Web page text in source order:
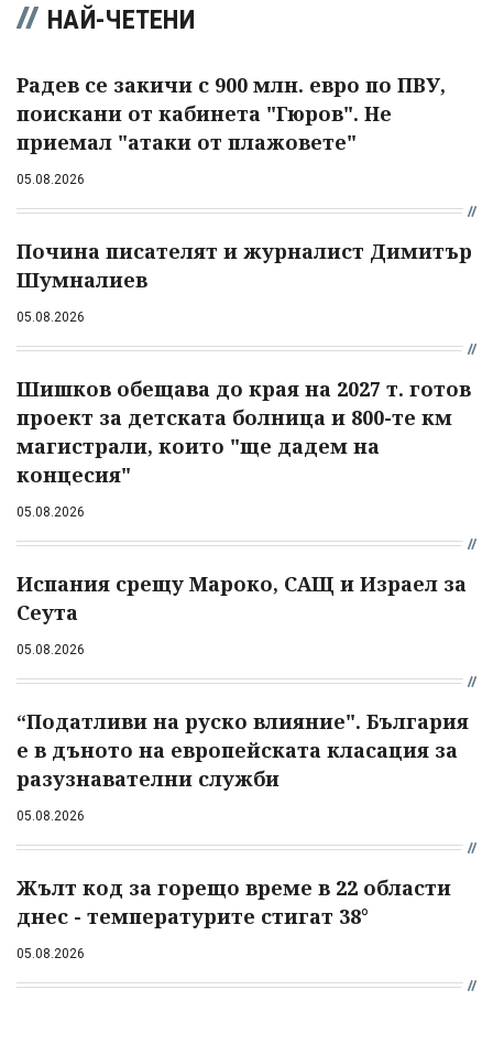
НАЙ-ЧЕТЕНИ
Радев се закичи с 900 млн. евро по ПВУ,
поискани от кабинета "Гюров". Не
приемал "атаки от плажовете"
05.08.2026
Почина писателят и журналист Димитър
Шумналиев
05.08.2026
Шишков обещава до края на 2027 т. готов
проект за детската болница и 800-те км
магистрали, които "ще дадем на
концесия"
05.08.2026
Испания срещу Мароко, САЩ и Израел за
Сеута
05.08.2026
“Податливи на руско влияние". България
е в дъното на европейската класация за
разузнавателни служби
05.08.2026
Жълт код за горещо време в 22 области
днес - температурите стигат 38°
05.08.2026